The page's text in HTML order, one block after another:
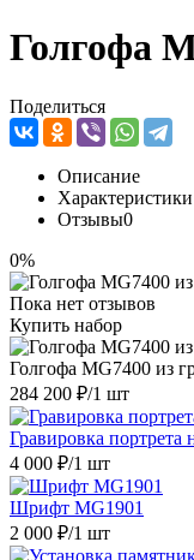
Голгофа
Поделиться
Описание
Характеристики
Отзывы0
0%
Пока нет отзывов
Купить набор
Голгофа MG7400 из
284 200 ₽/1 шт
Гравировка портрета
4 000 ₽/1 шт
Шрифт MG1901
2 000 ₽/1 шт